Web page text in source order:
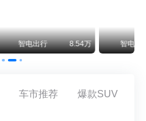
智电出行 8.54万 智电出行
车市推荐 爆款SUV